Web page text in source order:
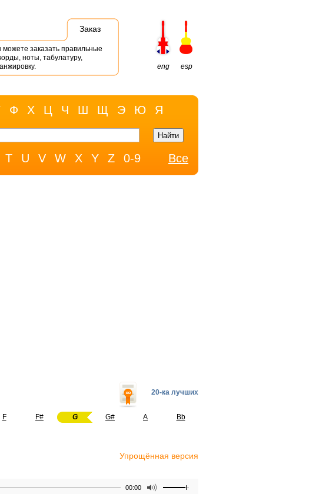
Заказ
можете заказать правильные
ноты, табулатуру,
eng esp
Ф Х Ц Ч Ш Щ Э Ю Я
T U V W X Y Z 0-9 Все
20-ка лучших
F F# G G# A
Bb
Упрощённая версия
00:00